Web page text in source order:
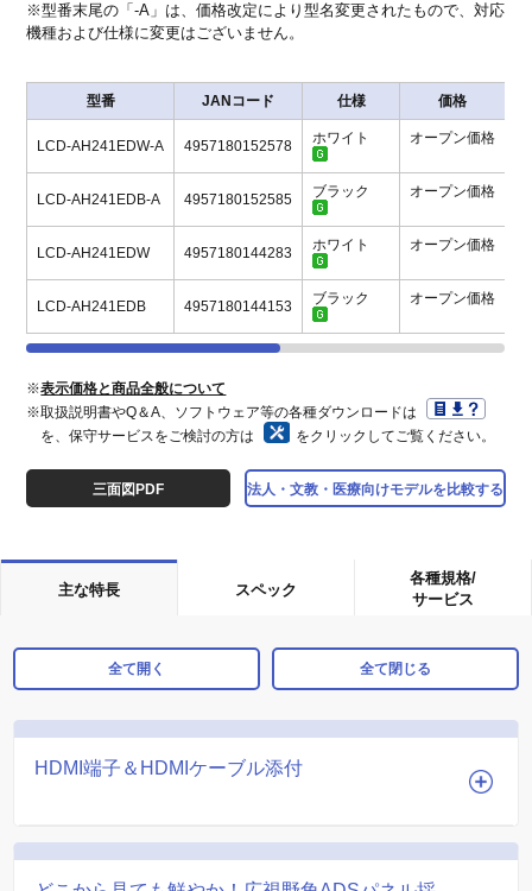
※型番末尾の「-A」は、価格改定により型名変更されたもので、対応
機種および仕様に変更はございません。
型番 JANコード 仕様 価格
LCD-AH241EDW-A 4957180152578 ホワイト オープン価格
LCD-AH241EDB-A 4957180152585 ブラック オープン価格
LCD-AH241EDW 4957180144283 ホワイト オープン価格
LCD-AH241EDB 4957180144153 ブラック オープン価格
※表示価格と商品全般について
※取扱説明書やQ＆A、ソフトウェア等の各種ダウンロードは
を、保守サービスをご検討の方は
をクリックしてご覧ください。
三面図PDF 法人・文教・医療向けモデルを比較する
主な特長 スペック
各種規格/
サービス
全て開く 全て閉じる
HDMI端子＆HDMIケーブル添付